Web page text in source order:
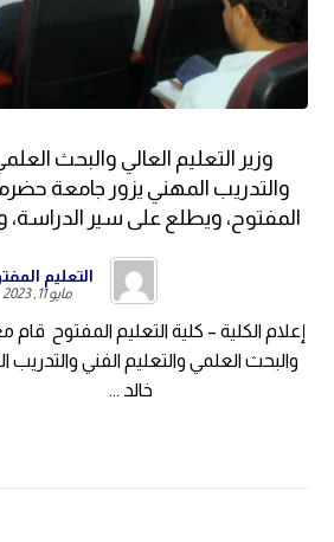
وزير التعليم العالي والبحث
والتدريب المهني يزور جامعة
المفتوح، ويطلع على سير الدراسة،
التعليم
مايو 11, 2023
إعلام الكلية – كلية التعليم المفتوح قام
والبحث العلمي والتعليم الفني والتدريب
خالد ...